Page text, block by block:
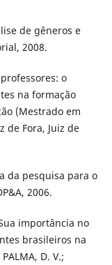
de gêneros e
2008.
o
na formação
(Mestrado em
de Fora, Juiz de
da pesquisa para o
2006.
importância no
brasileiros na
D. V.;